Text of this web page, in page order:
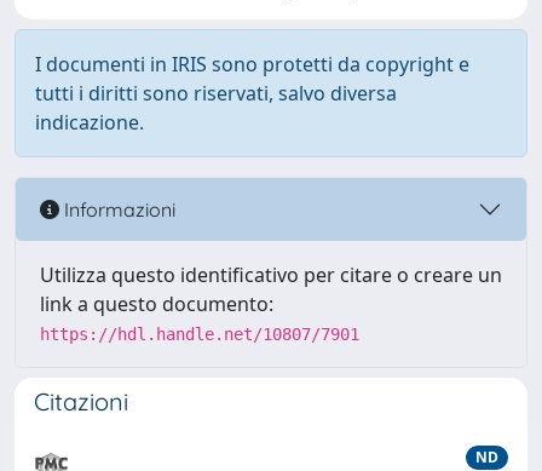
I documenti in IRIS sono protetti da copyright e
tutti i diritti sono riservati, salvo diversa
indicazione.
Informazioni
Utilizza questo identificativo per citare o creare un
link a questo documento:
https://hdl.handle.net/10807/7901
Citazioni
ND